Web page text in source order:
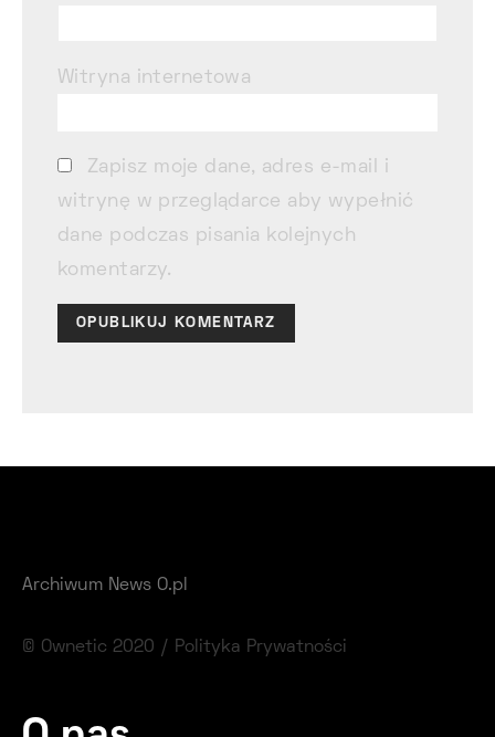
Witryna internetowa
Zapisz moje dane, adres e-mail i
witrynę w przeglądarce aby wypełnić
dane podczas pisania kolejnych
komentarzy.
Archiwum News O.pl
© Ownetic 2020 / Polityka Prywatności